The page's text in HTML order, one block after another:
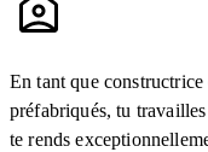
En tant que
préfabriqués, tu
te rends